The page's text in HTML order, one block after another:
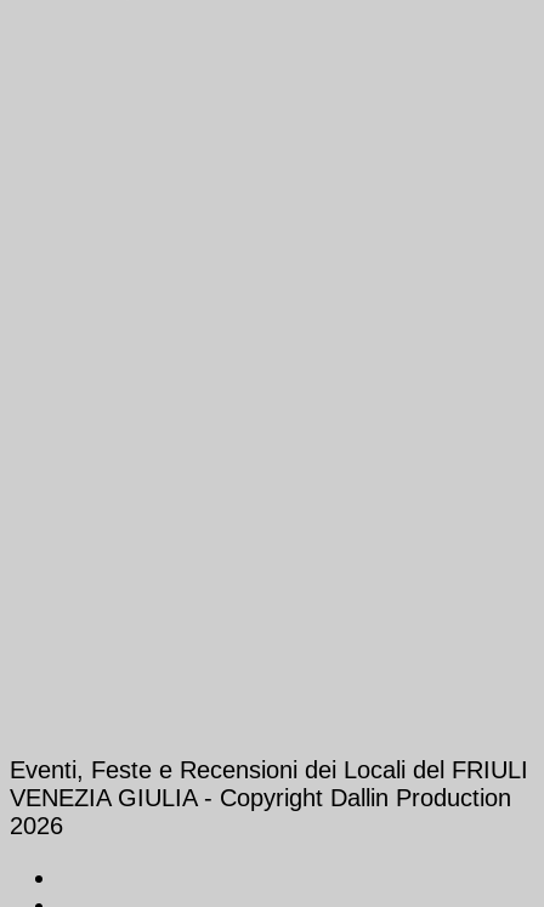
Eventi, Feste e Recensioni dei Locali del FRIULI
VENEZIA GIULIA - Copyright Dallin Production
2026